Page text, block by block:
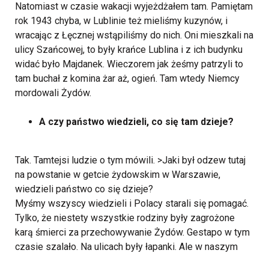
Natomiast w czasie wakacji wyjeżdżałem tam. Pamiętam
rok 1943 chyba, w Lublinie też mieliśmy kuzynów, i
wracając z Łęcznej wstąpiliśmy do nich. Oni mieszkali na
ulicy Szańcowej, to były krańce Lublina i z ich budynku
widać było Majdanek. Wieczorem jak żeśmy patrzyli to
tam buchał z komina żar aż, ogień. Tam wtedy Niemcy
mordowali Żydów.
A czy państwo wiedzieli, co się tam dzieje?
Tak. Tamtejsi ludzie o tym mówili. >Jaki był odzew tutaj
na powstanie w getcie żydowskim w Warszawie,
wiedzieli państwo co się dzieje?
Myśmy wszyscy wiedzieli i Polacy starali się pomagać.
Tylko, że niestety wszystkie rodziny były zagrożone
karą śmierci za przechowywanie Żydów. Gestapo w tym
czasie szalało. Na ulicach były łapanki. Ale w naszym